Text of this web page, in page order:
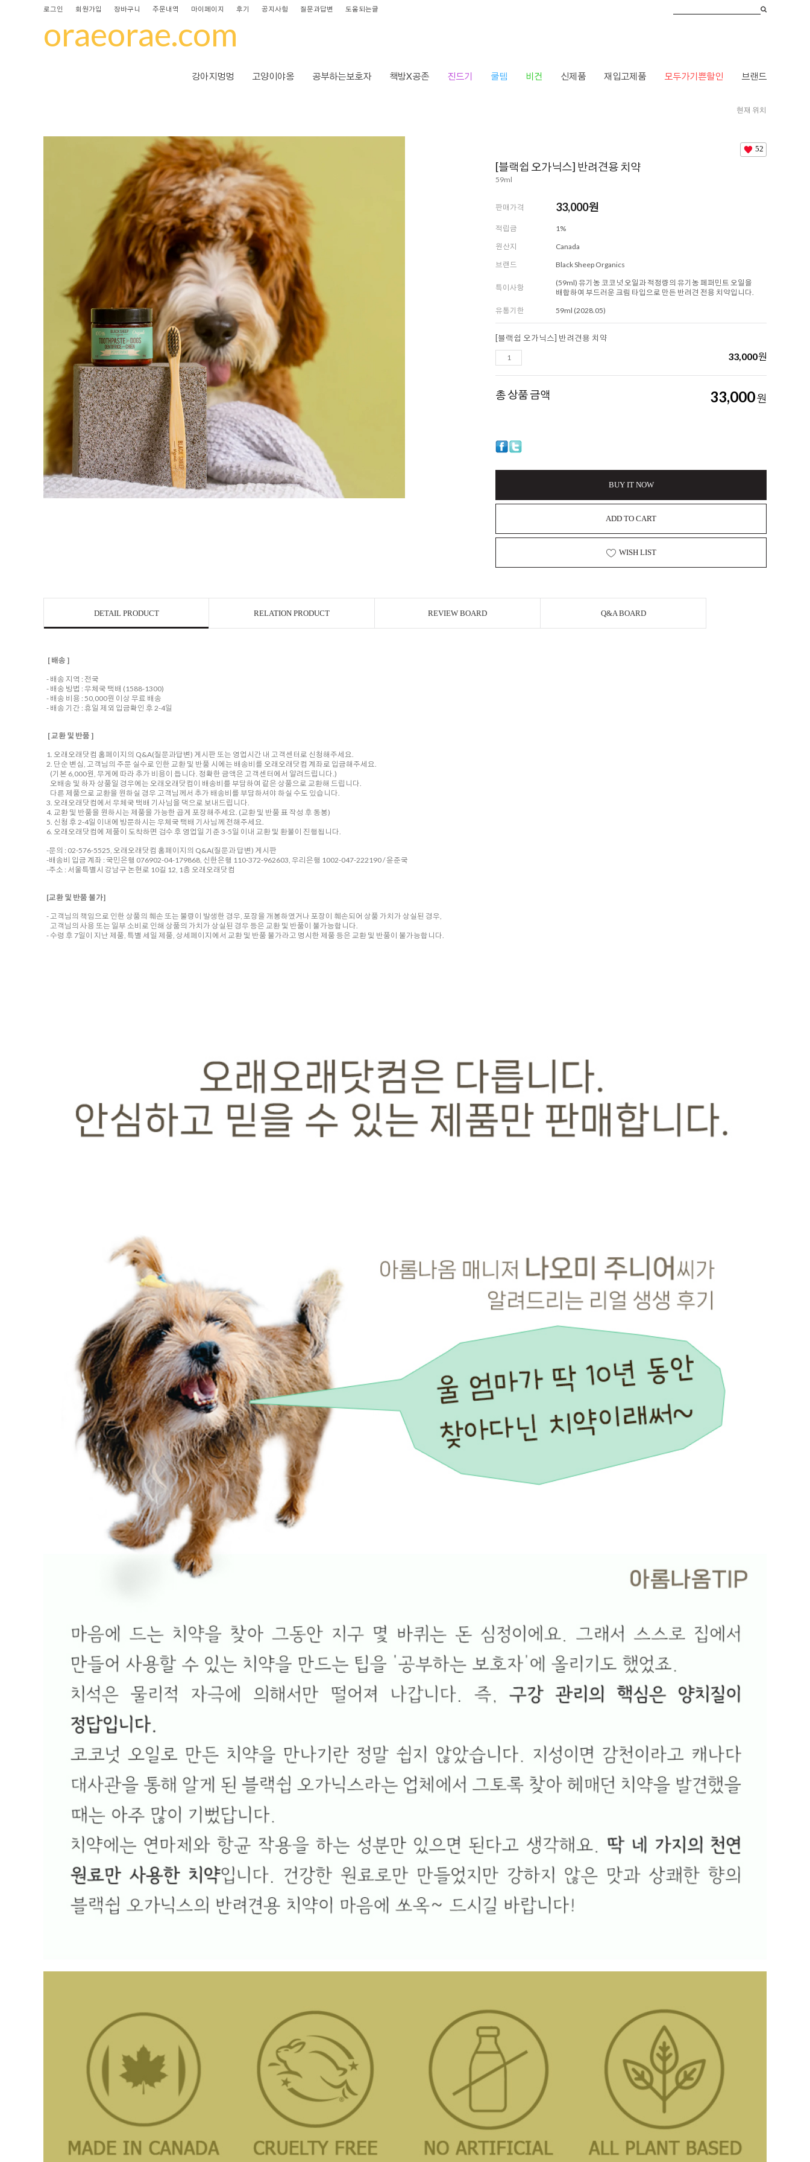
로그인 회원가입 장바구니 주문내역 마이페이지 후기 공지사항 질문과답변 도움되는글
oraeorae.com
강아지멍멍 고양이야옹 공부하는보호자 책방X공존 진드기 쿨템 비건 신제품 재입고제품 모두가기쁜할인 브랜드
현재 위치
52
[블랙쉽 오가닉스] 반려견용 치약
59ml
판매가격 33,000원
적립금
1%
원산지
Canada
브랜드
Black Sheep Organics
특이사항
(59ml) 유기농 코코넛 오일과 적정량의 유기농 페퍼민트 오일을
배합하여 부드러운 크림 타입으로 만든 반려견 전용 치약입니다.
유통기한
59ml (2028.05)
[블랙쉽 오가닉스] 반려견용 치약
33,000원
총 상품 금액 33,000원
BUY IT NOW
ADD TO CART
WISH LIST
DETAIL PRODUCT RELATION PRODUCT REVIEW BOARD Q&A BOARD
[ 배송 ]
- 배송 지역 : 전국
- 배송 방법 : 우체국 택배 (1588-1300)
- 배송 비용 : 50,000원 이상 무료 배송
- 배송 기간 : 휴일 제외 입금확인 후 2-4일
[ 교환 및 반품 ]
1. 오래오래닷컴 홈페이지의 Q&A(질문과답변) 게시판 또는 영업시간 내 고객센터로 신청해주세요.
2. 단순 변심, 고객님의 주문 실수로 인한 교환 및 반품 시에는 배송비를 오래오래닷컴 계좌로 입금해주세요.
(기본 6,000원, 무게에 따라 추가 비용이 듭니다. 정확한 금액은 고객센터에서 알려드립니다.)
오배송 및 하자 상품일 경우에는 오래오래닷컴이 배송비를 부담하여 같은 상품으로 교환해 드립니다.
다른 제품으로 교환을 원하실 경우 고객님께서 추가 배송비를 부담하셔야 하실 수도 있습니다.
3. 오래오래닷컴에서 우체국 택배 기사님을 댁으로 보내드립니다.
4. 교환 및 반품을 원하시는 제품을 가능한 곱게 포장해주세요. (교환 및 반품 표 작성 후 동봉)
5. 신청 후 2-4일 이내에 방문하시는 우체국 택배 기사님께 전해주세요.
6. 오래오래닷컴에 제품이 도착하면 검수 후 영업일 기준 3-5일 이내 교환 및 환불이 진행됩니다.
-문의 : 02-576-5525, 오래오래닷컴 홈페이지의 Q&A(질문과 답변) 게시판
-배송비 입금 계좌 : 국민은행 076902-04-179868, 신한은행 110-372-962603, 우리은행 1002-047-222190 / 윤준국
-주소 : 서울특별시 강남구 논현로 10길 12, 1층 오래오래닷컴
[교환 및 반품 불가]
- 고객님의 책임으로 인한 상품의 훼손 또는 불량이 발생한 경우, 포장을 개봉하였거나 포장이 훼손되어 상품 가치가 상실된 경우,
고객님의 사용 또는 일부 소비로 인해 상품의 가치가 상실된 경우 등은 교환 및 반품이 불가능합니다.
- 수령 후 7일이 지난 제품, 특별 세일 제품, 상세페이지에서 교환 및 반품 불가라고 명시한 제품 등은 교환 및 반품이 불가능합니다.